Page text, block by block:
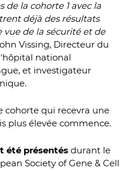
de la cohorte 1 avec la
déjà des résultats
de la sécurité et de
Vissing, Directeur du
national
et investigateur
cohorte qui recevra une
plus élevée commence.
été présentés durant le
Society of Gene & Cell